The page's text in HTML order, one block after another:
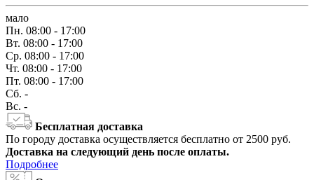
мало
Пн. 08:00 - 17:00
Вт. 08:00 - 17:00
Ср. 08:00 - 17:00
Чт. 08:00 - 17:00
Пт. 08:00 - 17:00
Сб. -
Вс. -
Бесплатная доставка
По городу доставка осуществляется бесплатно от 2500 руб.
Доставка на следующий день после оплаты.
Подробнее